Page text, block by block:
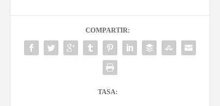
COMPARTIR:
TASA: